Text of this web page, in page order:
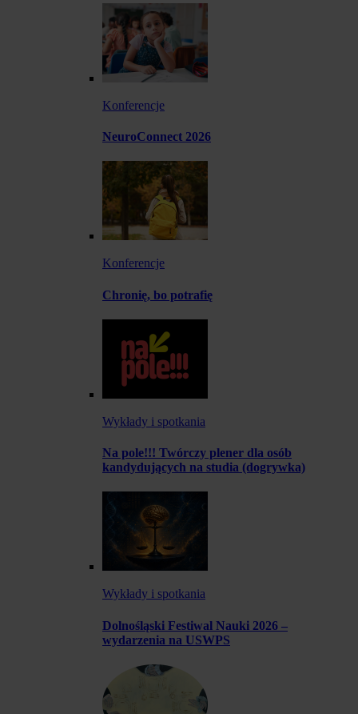
Konferencje
NeuroConnect 2026
Konferencje
Chronię, bo potrafię
Wykłady i spotkania
Na pole!!! Twórczy plener dla osób
kandydujących na studia (dogrywka)
Wykłady i spotkania
Dolnośląski Festiwal Nauki 2026 –
wydarzenia na USWPS